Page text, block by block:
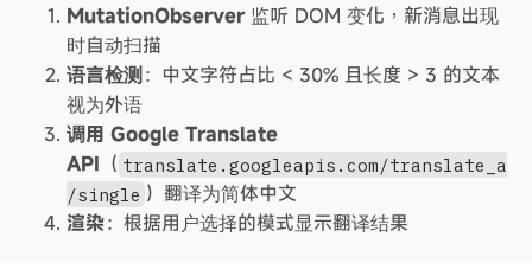
MutationObserver监听 DOM 变化，新消息出现
时自动扫描
语言检测：中文字符占比 < 30% 且长度 > 3 的文本
视为外语
调用 Google Translate
API （ translate.googleapis.com/translate_a
/single ）翻译为简体中文
渲染：根据用户选择的模式显示翻译结果